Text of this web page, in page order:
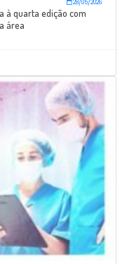
28/05/2026
à quarta edição com
área